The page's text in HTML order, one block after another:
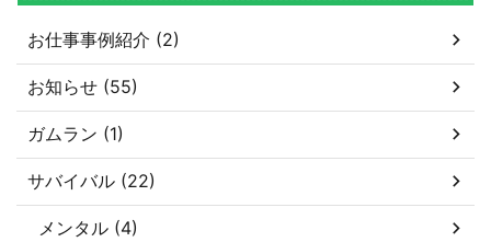
お仕事事例紹介 (2)
お知らせ (55)
ガムラン (1)
サバイバル (22)
メンタル (4)